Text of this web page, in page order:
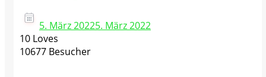
5. März 20225. März 2022
10 Loves
10677 Besucher